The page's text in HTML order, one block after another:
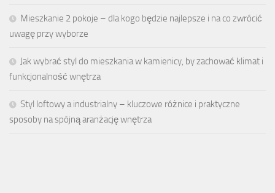
Mieszkanie 2 pokoje – dla kogo będzie najlepsze i na co zwrócić
uwagę przy wyborze
Jak wybrać styl do mieszkania w kamienicy, by zachować klimat i
funkcjonalność wnętrza
Styl loftowy a industrialny – kluczowe różnice i praktyczne
sposoby na spójną aranżację wnętrza